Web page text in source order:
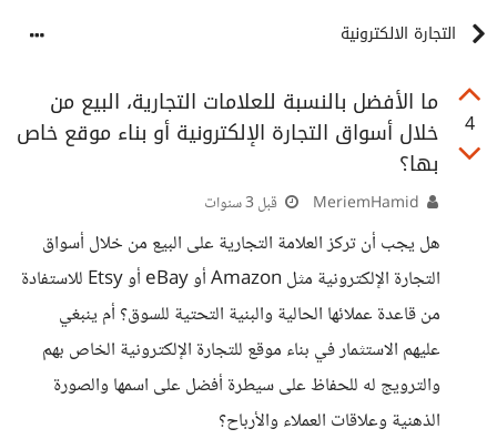
التجارة الالكترونية
4
ما الأفضل بالنسبة للعلامات التجارية، البيع من
خلال أسواق التجارة الإلكترونية أو بناء موقع خاص
بها؟
قبل 3 سنوات
هل يجب أن تركز العلامة التجارية على البيع من خلال أسواق
التجارة الإلكترونية مثل Amazon أو eBay أو Etsy للاستفادة
من قاعدة عملائها الحالية والبنية التحتية للسوق؟ أم ينبغي
عليهم الاستثمار في بناء موقع للتجارة الإلكترونية الخاص بهم
والترويج له للحفاظ على سيطرة أفضل على اسمها والصورة
الذهنية وعلاقات العملاء والأرباح؟